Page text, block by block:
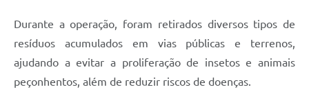
Durante a operação, foram retirados diversos tipos de
resíduos acumulados em vias públicas e terrenos,
ajudando a evitar a proliferação de insetos e animais
peçonhentos, além de reduzir riscos de doenças.